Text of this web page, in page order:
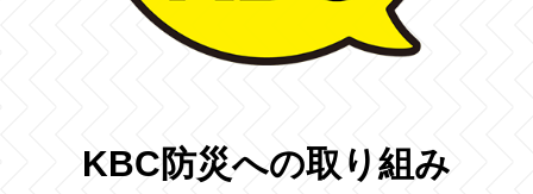
KBC防災への取り組み